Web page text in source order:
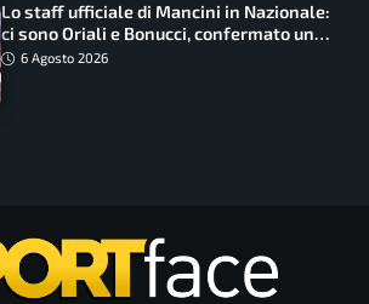
Lo staff ufficiale di Mancini in Nazionale:
ci sono Oriali e Bonucci, confermato un
ritorno
6 Agosto 2026